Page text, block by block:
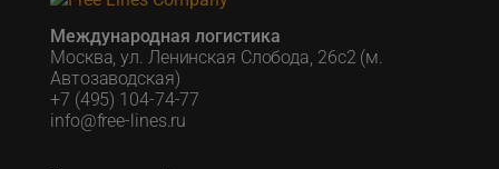
Международная логистика
Москва, ул. Ленинская Слобода, 26с2 (м.
Автозаводская)
+7 (495) 104-74-77
info@free-lines.ru